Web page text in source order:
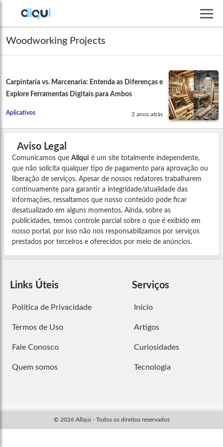
Woodworking Projects
Carpintaria vs. Marcenaria: Entenda as Diferenças e
Explore Ferramentas Digitais para Ambos
Aplicativos 2 anos atrás
Aviso Legal
Comunicamos que Allqui é um site totalmente independente,
que não solicita qualquer tipo de pagamento para aprovação ou
liberação de serviços. Apesar de nossos redatores trabalharem
continuamente para garantir a integridade/atualidade das
informações, ressaltamos que nosso conteúdo pode ficar
desatualizado em alguns momentos. Ainda, sobre as
publicidades, temos controle parcial sobre o que é exibido em
nosso portal, por isso não nos responsabilizamos por serviços
prestados por terceiros e oferecidos por meio de anúncios.
Links Úteis
Política de Privacidade
Termos de Uso
Fale Conosco
Quem somos
Serviços
Início
Artigos
Curiosidades
Tecnologia
© 2026 Allqui - Todos os direitos reservados